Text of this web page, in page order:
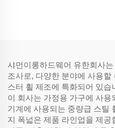
샤먼이롱하드웨어 유한회사
조사로, 다양한 분야에 사용할
스터 휠 제조에 특화되어 있
이 회사는 가정용 가구에 사
기계에 사용되는 중량급 스틸
지 폭넓은 제품 라인업을 제